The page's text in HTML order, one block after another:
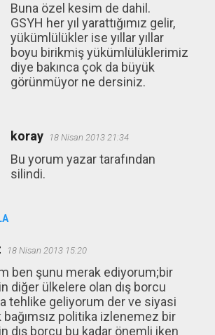
Buna özel kesim de dahil.
GSYH her yıl yarattığımız gelir,
yükümlülükler ise yıllar yıllar
boyu birikmiş yükümlülüklerimiz
diye bakınca çok da büyük
görünmüyor ne dersiniz.
koray 18 Nisan 2013 21:34
Bu yorum yazar tarafından
silindi.
18 Nisan 2013 15:20
ben şunu merak ediyorum;bir
diğer ülkelere olan dış borcu
tehlike geliyorum der ve siyasi
bağımsız politika izlenemez bir
dış borcu bu kadar önemli iken